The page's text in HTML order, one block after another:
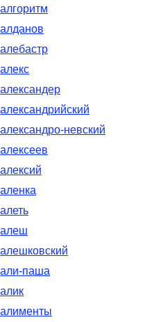
алгоритм
алданов
алебастр
алекс
александер
александрийский
александро-невский
алексеев
алексий
аленка
алеть
алеш
алешковский
али-паша
алик
алименты